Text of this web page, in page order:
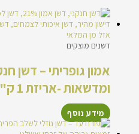
אזל מן המלאי
דשנים מוצקים
אמון גופריתי – דשן
ומדשאות -אריזת 1 ק"ג
מידע נוסף